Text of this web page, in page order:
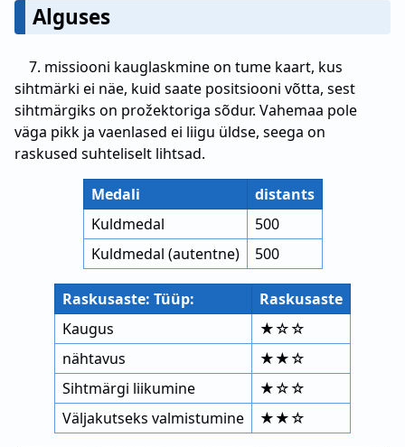
Alguses
7. missiooni kauglaskmine on tume kaart, kus
sihtmärki ei näe, kuid saate positsiooni võtta, sest
sihtmärgiks on prožektoriga sõdur. Vahemaa pole
väga pikk ja vaenlased ei liigu üldse, seega on
raskused suhteliselt lihtsad.
Medali
distants
Kuldmedal
500
Kuldmedal (autentne)
500
Raskusaste: Tüüp:
Raskusaste
Kaugus
★☆☆
nähtavus
★★☆
Sihtmärgi liikumine
★☆☆
Väljakutseks valmistumine
★★☆